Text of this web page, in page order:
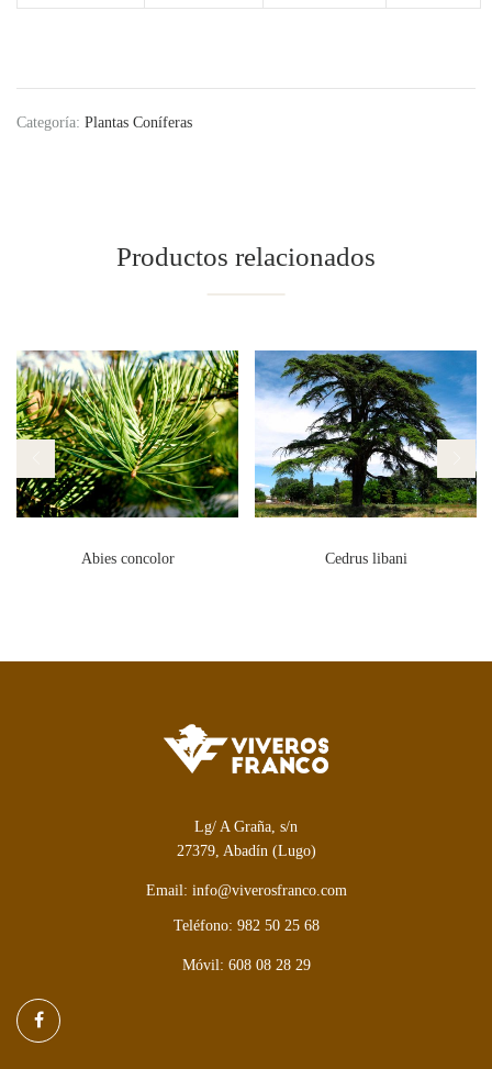
Categoría: Plantas Coníferas
Productos relacionados
Abies concolor Cedrus libani
Lg/ A Graña, s/n
27379, Abadín (Lugo)
Email: info@viverosfranco.com
Teléfono: 982 50 25 68
Móvil: 608 08 28 29